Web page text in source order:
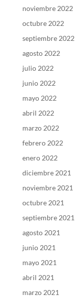
noviembre 2022
octubre 2022
septiembre 2022
agosto 2022
julio 2022
junio 2022
mayo 2022
abril 2022
marzo 2022
febrero 2022
enero 2022
diciembre 2021
noviembre 2021
octubre 2021
septiembre 2021
agosto 2021
junio 2021
mayo 2021
abril 2021
marzo 2021